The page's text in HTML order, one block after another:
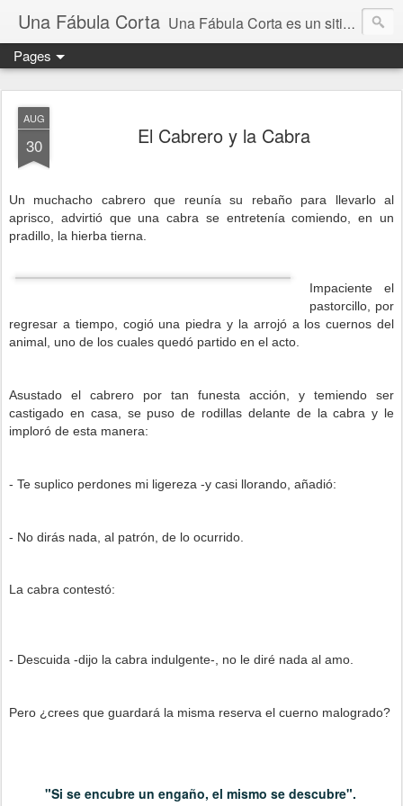
Una Fábula Corta Una Fábula Corta es un sitio donde se publican fábulas de Esopo, Martincho, Samaniego y de Iriarte, todas ellas tienen su propia moraleja
Pages
AUG
30 El Cabrero y la Cabra
Un muchacho cabrero que reunía su rebaño para llevarlo al
aprisco, advirtió que una cabra se entretenía comiendo, en un
pradillo, la hierba tierna.
Impaciente el
pastorcillo, por
regresar a tiempo, cogió una piedra y la arrojó a los cuernos del
animal, uno de los cuales quedó partido en el acto.
Asustado el cabrero por tan funesta acción, y temiendo ser
castigado en casa, se puso de rodillas delante de la cabra y le
imploró de esta manera:
- Te suplico perdones mi ligereza -y casi llorando, añadió:
- No dirás nada, al patrón, de lo ocurrido.
La cabra contestó:
- Descuida -dijo la cabra indulgente-, no le diré nada al amo.
Pero ¿crees que guardará la misma reserva el cuerno malogrado?
"Si se encubre un engaño, el mismo se descubre".